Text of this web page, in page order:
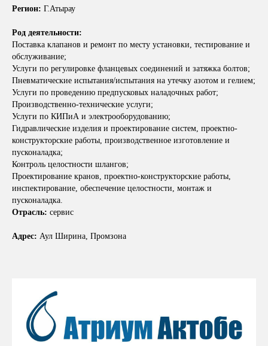
Регион: Г.Атырау
Род деятельности:
Поставка клапанов и ремонт по месту установки, тестирование и
обслуживание;
Услуги по регулировке фланцевых соединений и затяжка болтов;
Пневматические испытания/испытания на утечку азотом и гелием;
Услуги по проведению предпусковых наладочных работ;
Производственно-технические услуги;
Услуги по КИПиА и электрооборудованию;
Гидравлические изделия и проектирование систем, проектно-
конструкторские работы, производственное изготовление и
пусконаладка;
Контроль целостности шлангов;
Проектирование кранов, проектно-конструкторские работы,
инспектирование, обеспечение целостности, монтаж и
пусконаладка.
Отрасль: сервис
Адрес: Аул Ширина, Промзона